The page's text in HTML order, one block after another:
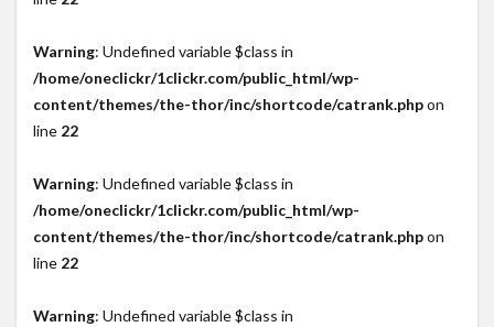
Warning: Undefined variable $class in
/home/oneclickr/1clickr.com/public_html/wp-
content/themes/the-thor/inc/shortcode/catrank.phpon
line 22
Warning: Undefined variable $class in
/home/oneclickr/1clickr.com/public_html/wp-
content/themes/the-thor/inc/shortcode/catrank.phpon
line 22
Warning: Undefined variable $class in